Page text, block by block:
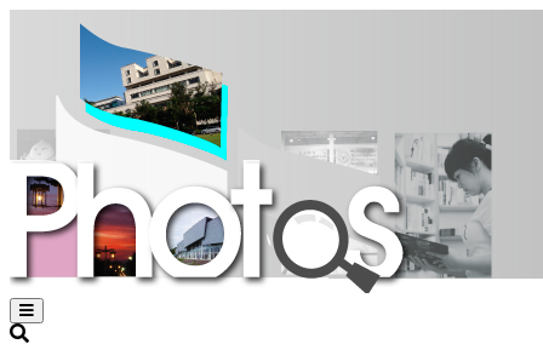
Open
sidebar
Search